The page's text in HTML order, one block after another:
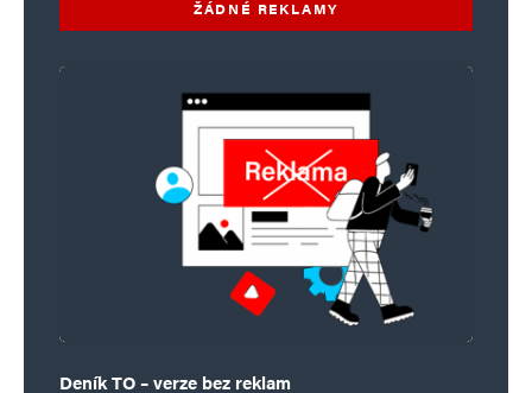
ŽÁDNÉ REKLAMY
Deník TO – verze bez reklam